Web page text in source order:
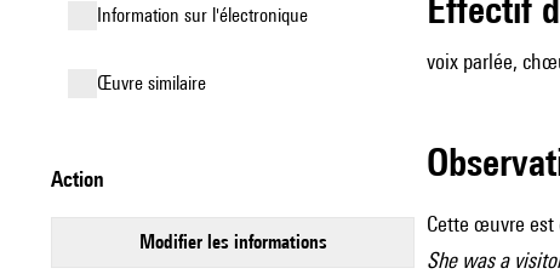
Information sur l'électronique
œuvre similaire
action
modifier les informations
effectif
voix parlée,
Cette œuvre est
She was a